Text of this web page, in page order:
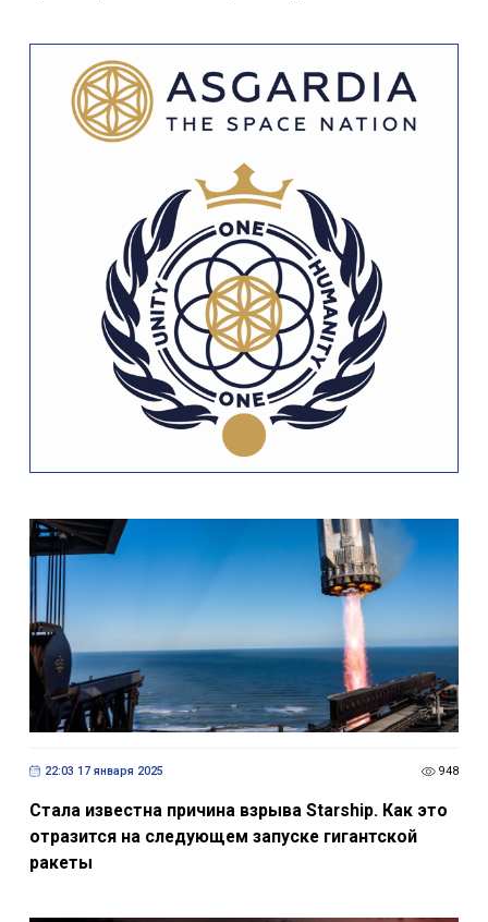
22:03 17 января 2025 948
Стала известна причина взрыва Starship. Как это
отразится на следующем запуске гигантской
ракеты